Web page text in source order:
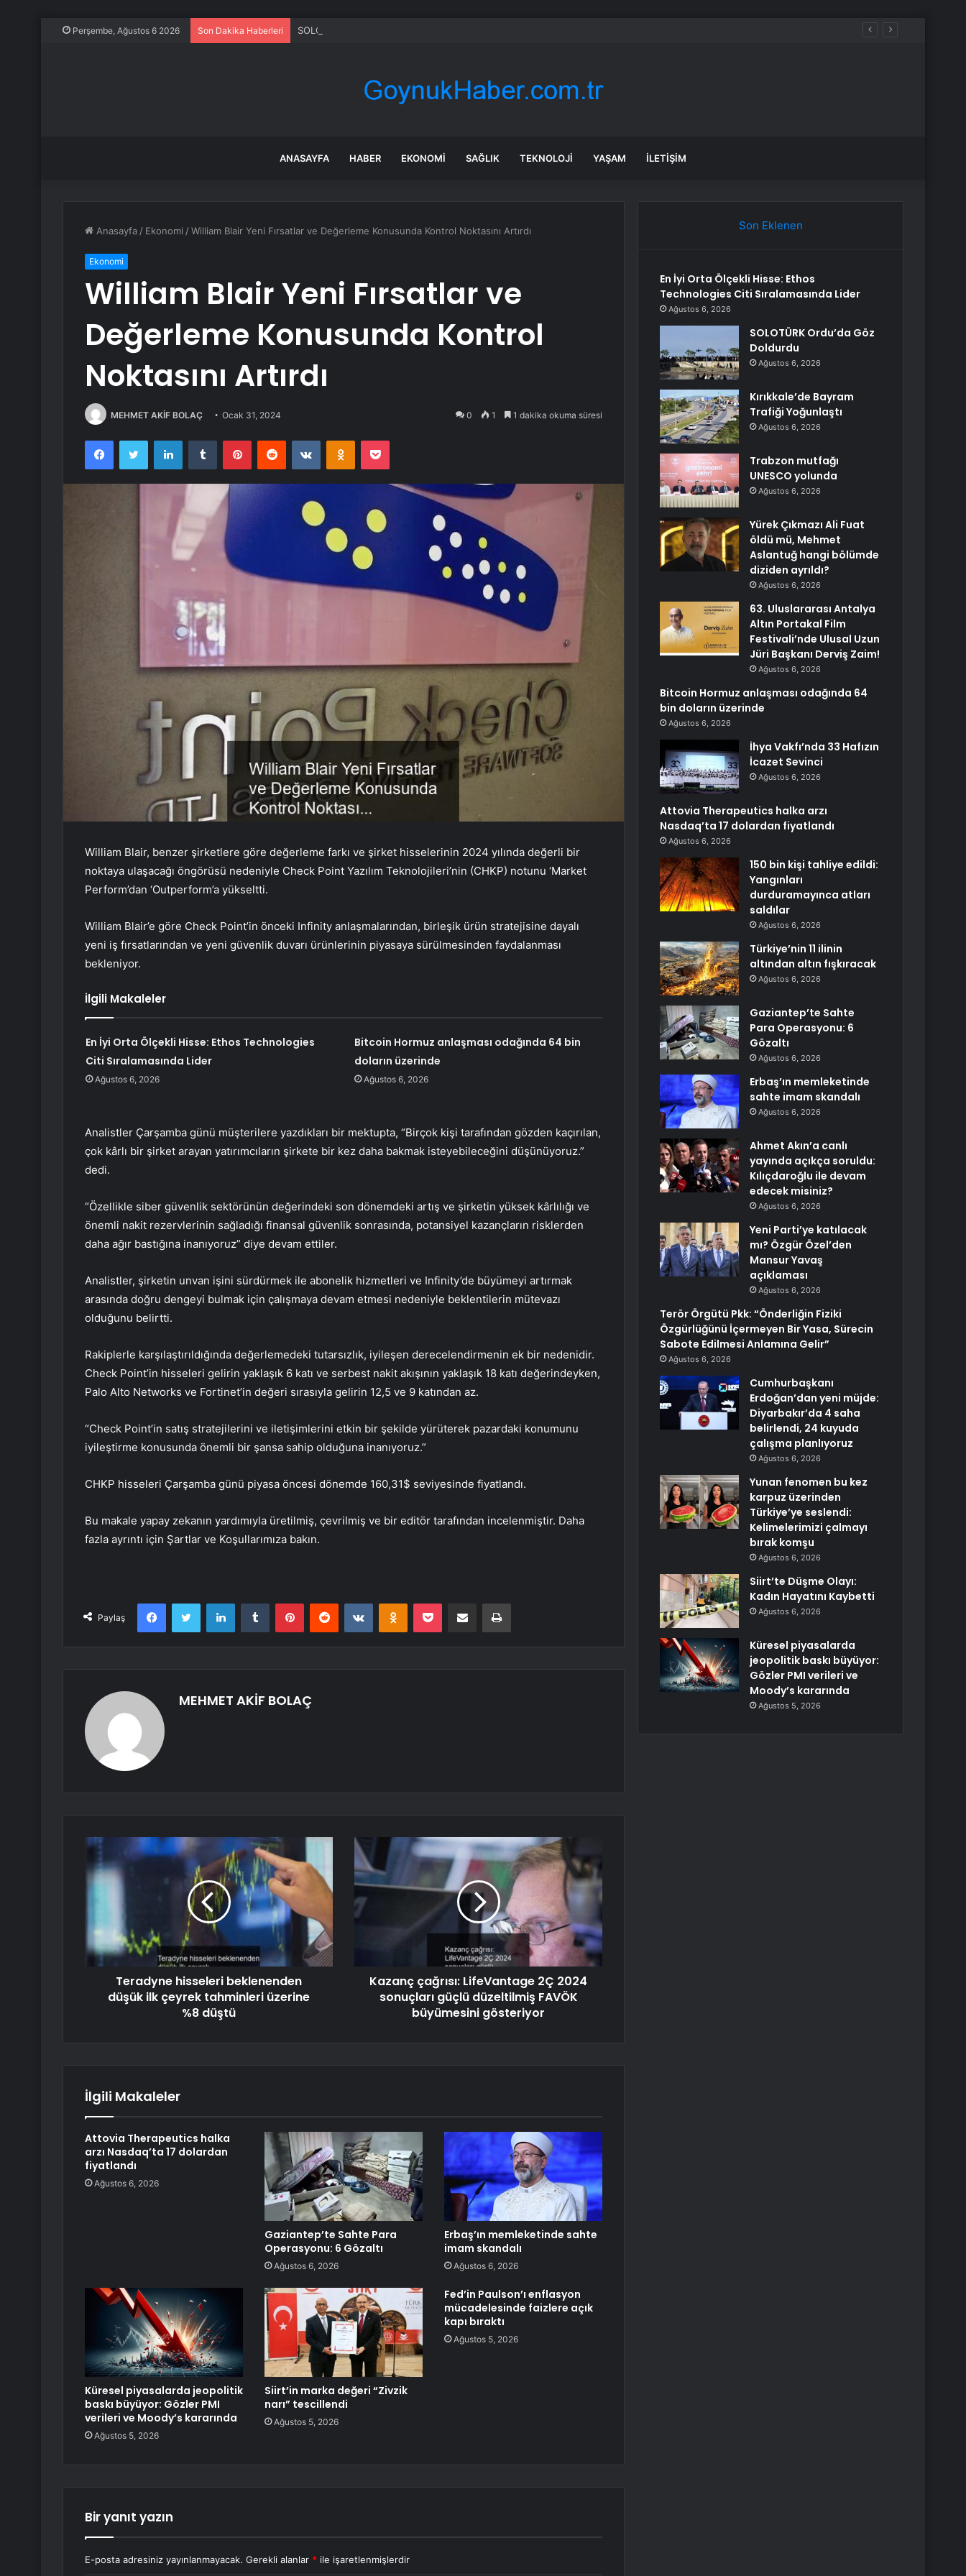
Perşembe, Ağustos 6 2026 Son Dakika Haberleri SOLOTÜRK Ordu’da Göz Doldurdu
ANASAYFA HABER EKONOMI SAĞLIK TEKNOLOJI YAŞAM İLETIŞIM
Anasayfa / Ekonomi /William Blair Yeni Fırsatlar ve Değerleme Konusunda Kontrol Noktasını Artırdı
Ekonomi
William Blair Yeni Fırsatlar ve
Değerleme Konusunda Kontrol
Noktasını Artırdı
MEHMET AKİF BOLAÇ Ocak 31, 2024 0 1 1 dakika okuma süresi
FacebookTwitter LinkedInTumblr PinterestReddit VKontakteOdnoklassniki
Pocket
William Blair, benzer şirketlere göre değerleme farkı ve şirket hisselerinin 2024 yılında değerli bir
noktaya ulaşacağı öngörüsü nedeniyle Check Point Yazılım Teknolojileri’nin (CHKP) notunu ‘Market
Perform’dan ‘Outperform’a yükseltti.
William Blair’e göre Check Point’in önceki Infinity anlaşmalarından, birleşik ürün stratejisine dayalı
yeni iş fırsatlarından ve yeni güvenlik duvarı ürünlerinin piyasaya sürülmesinden faydalanması
bekleniyor.
İlgili Makaleler
En İyi Orta Ölçekli Hisse: Ethos Technologies
Citi Sıralamasında Lider
Ağustos 6, 2026
Bitcoin Hormuz anlaşması odağında 64 bin
doların üzerinde
Ağustos 6, 2026
Analistler Çarşamba günü müşterilere yazdıkları bir mektupta, “Birçok kişi tarafından gözden kaçırılan,
çok kârlı bir şirket arayan yatırımcıların şirkete bir kez daha bakmak isteyebileceğini düşünüyoruz.”
dedi.
“Özellikle siber güvenlik sektörünün değerindeki son dönemdeki artış ve şirketin yüksek kârlılığı ve
önemli nakit rezervlerinin sağladığı finansal güvenlik sonrasında, potansiyel kazançların risklerden
daha ağır bastığına inanıyoruz” diye devam ettiler.
Analistler, şirketin unvan işini sürdürmek ile abonelik hizmetleri ve Infinity’de büyümeyi artırmak
arasında doğru dengeyi bulmak için çalışmaya devam etmesi nedeniyle beklentilerin mütevazı
olduğunu belirtti.
Rakiplerle karşılaştırıldığında değerlemedeki tutarsızlık, iyileşen derecelendirmenin ek bir nedenidir.
Check Point’in hisseleri gelirin yaklaşık 6 katı ve serbest nakit akışının yaklaşık 18 katı değerindeyken,
Palo Alto Networks ve Fortinet’in değeri sırasıyla gelirin 12,5 ve 9 katından az.
“Check Point’in satış stratejilerini ve iletişimlerini etkin bir şekilde yürüterek pazardaki konumunu
iyileştirme konusunda önemli bir şansa sahip olduğuna inanıyoruz.”
CHKP hisseleri Çarşamba günü piyasa öncesi dönemde 160,31$ seviyesinde fiyatlandı.
Bu makale yapay zekanın yardımıyla üretilmiş, çevrilmiş ve bir editör tarafından incelenmiştir. Daha
fazla ayrıntı için Şartlar ve Koşullarımıza bakın.
Paylaş
FacebookTwitter LinkedInTumblr PinterestReddit VKontakteOdnoklassniki
Pocket E-Posta ile paylaş Yazdır
MEHMET AKİF BOLAÇ
Teradyne hisseleri beklenenden
düşük ilk çeyrek tahminleri üzerine
%8 düştü
Kazanç çağrısı: LifeVantage 2Ç 2024
sonuçları güçlü düzeltilmiş FAVÖK
büyümesini gösteriyor
İlgili Makaleler
Attovia Therapeutics halka
arzı Nasdaq’ta 17 dolardan
fiyatlandı
Ağustos 6, 2026
Gaziantep’te Sahte Para
Operasyonu: 6 Gözaltı
Ağustos 6, 2026
Erbaş’ın memleketinde sahte
imam skandalı
Ağustos 6, 2026
Küresel piyasalarda jeopolitik
baskı büyüyor: Gözler PMI
verileri ve Moody’s kararında
Ağustos 5, 2026
Siirt’in marka değeri “Zivzik
narı” tescillendi
Ağustos 5, 2026
Fed’in Paulson’ı enflasyon
mücadelesinde faizlere açık
kapı bıraktı
Ağustos 5, 2026
Bir yanıt yazın
E-posta adresiniz yayınlanmayacak. Gerekli alanlar * ile işaretlenmişlerdir
Son Eklenen
En İyi Orta Ölçekli Hisse: Ethos
Technologies Citi Sıralamasında Lider
Ağustos 6, 2026
SOLOTÜRK Ordu’da Göz
Doldurdu
Ağustos 6, 2026
Kırıkkale’de Bayram
Trafiği Yoğunlaştı
Ağustos 6, 2026
Trabzon mutfağı
UNESCO yolunda
Ağustos 6, 2026
Yürek Çıkmazı Ali Fuat
öldü mü, Mehmet
Aslantuğ hangi bölümde
diziden ayrıldı?
Ağustos 6, 2026
63. Uluslararası Antalya
Altın Portakal Film
Festivali’nde Ulusal Uzun
Jüri Başkanı Derviş Zaim!
Ağustos 6, 2026
Bitcoin Hormuz anlaşması odağında 64
bin doların üzerinde
Ağustos 6, 2026
İhya Vakfı’nda 33 Hafızın
İcazet Sevinci
Ağustos 6, 2026
Attovia Therapeutics halka arzı
Nasdaq’ta 17 dolardan fiyatlandı
Ağustos 6, 2026
150 bin kişi tahliye edildi:
Yangınları
durduramayınca atları
saldılar
Ağustos 6, 2026
Türkiye’nin 11 ilinin
altından altın fışkıracak
Ağustos 6, 2026
Gaziantep’te Sahte
Para Operasyonu: 6
Gözaltı
Ağustos 6, 2026
Erbaş’ın memleketinde
sahte imam skandalı
Ağustos 6, 2026
Ahmet Akın’a canlı
yayında açıkça soruldu:
Kılıçdaroğlu ile devam
edecek misiniz?
Ağustos 6, 2026
Yeni Parti’ye katılacak
mı? Özgür Özel’den
Mansur Yavaş
açıklaması
Ağustos 6, 2026
Terör Örgütü Pkk: “Önderliğin Fiziki
Özgürlüğünü İçermeyen Bir Yasa, Sürecin
Sabote Edilmesi Anlamına Gelir”
Ağustos 6, 2026
Cumhurbaşkanı
Erdoğan’dan yeni müjde:
Diyarbakır’da 4 saha
belirlendi, 24 kuyuda
çalışma planlıyoruz
Ağustos 6, 2026
Yunan fenomen bu kez
karpuz üzerinden
Türkiye’ye seslendi:
Kelimelerimizi çalmayı
bırak komşu
Ağustos 6, 2026
Siirt’te Düşme Olayı:
Kadın Hayatını Kaybetti
Ağustos 6, 2026
Küresel piyasalarda
jeopolitik baskı büyüyor:
Gözler PMI verileri ve
Moody’s kararında
Ağustos 5, 2026